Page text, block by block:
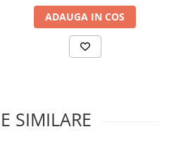
ADAUGA IN COS
SIMILARE